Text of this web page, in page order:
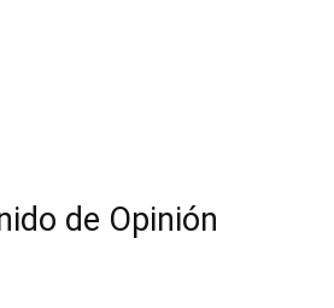
de Opinión